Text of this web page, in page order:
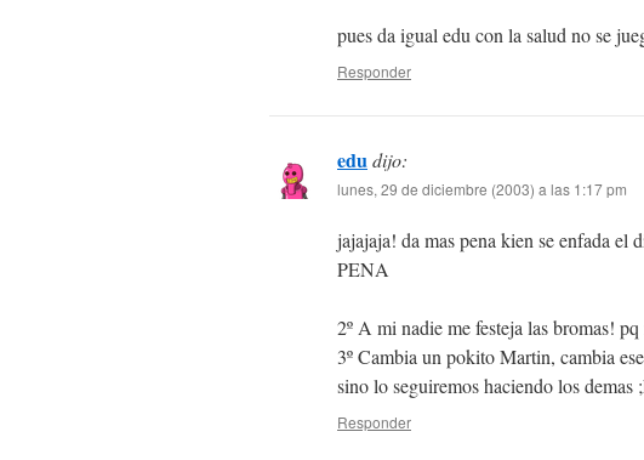
pues da igual edu con la salud no se
Responder
edudijo:
lunes, 29 de diciembre (2003) a las 1:17 pm
jajajaja! da mas pena kien se enfada
PENA
2º A mi nadie me festeja las bromas!
3º Cambia un pokito Martin, cambia
sino lo seguiremos haciendo los demas
Responder